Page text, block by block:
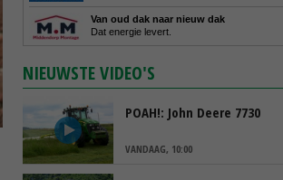
Van oud dak naar nieuw dak
Dat energie levert.
NIEUWSTE VIDEO'S
POAH!: John Deere 7730
VANDAAG, 10:00